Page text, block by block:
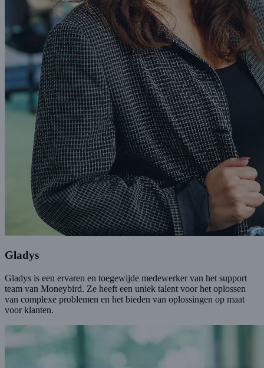
Gladys
Gladys is een ervaren en toegewijde medewerker van het support
team van Moneybird. Ze heeft een uniek talent voor het oplossen
van complexe problemen en het bieden van oplossingen op maat
voor klanten.